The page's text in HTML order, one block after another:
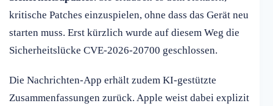
kritische Patches einzuspielen, ohne dass das Gerät neu
starten muss. Erst kürzlich wurde auf diesem Weg die
Sicherheitslücke CVE-2026-20700 geschlossen.
Die Nachrichten-App erhält zudem KI-gestützte
Zusammenfassungen zurück. Apple weist dabei explizit